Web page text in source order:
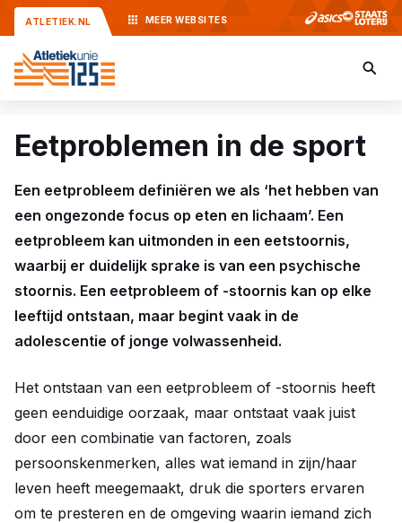
ATLETIEK.NL MEER WEBSITES
Eetproblemen in de sport
Een eetprobleem definiëren we als ‘het hebben van
een ongezonde focus op eten en lichaam’. Een
eetprobleem kan uitmonden in een eetstoornis,
waarbij er duidelijk sprake is van een psychische
stoornis. Een eetprobleem of -stoornis kan op elke
leeftijd ontstaan, maar begint vaak in de
adolescentie of jonge volwassenheid.
Het ontstaan van een eetprobleem of -stoornis heeft
geen eenduidige oorzaak, maar ontstaat vaak juist
door een combinatie van factoren, zoals
persoonskenmerken, alles wat iemand in zijn/haar
leven heeft meegemaakt, druk die sporters ervaren
om te presteren en de omgeving waarin iemand zich